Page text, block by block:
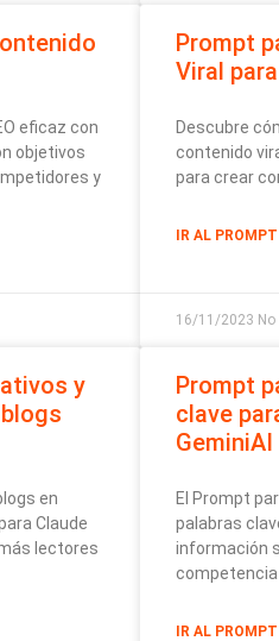
eficaz con
objetivos
y
Prompt
Viral
Descubre
contenido
para crear
IR AL
16/11/2023
y
en
Claude
lectores
Prompt
clave
GeminiAI
El Prompt
palabras
información
competencia
IR AL